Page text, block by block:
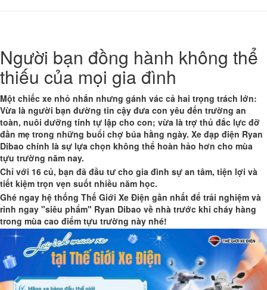
Người bạn đồng hành không thể
thiếu của mọi gia đình
Một chiếc xe nhỏ nhắn nhưng gánh vác cả hai trọng trách lớn:
Vừa là người bạn đường tin cậy đưa con yêu đến trường an
toàn, nuôi dưỡng tính tự lập cho con; vừa là trợ thủ đắc lực đỡ
đần mẹ trong những buổi chợ búa hằng ngày. Xe đạp điện Ryan
Dibao chính là sự lựa chọn không thể hoàn hảo hơn cho mùa
tựu trường năm nay.
Chỉ với 16 củ, bạn đã đầu tư cho gia đình sự an tâm, tiện lợi và
tiết kiệm trọn vẹn suốt nhiều năm học.
Ghé ngay hệ thống Thế Giới Xe Điện gần nhất để trải nghiệm và
rinh ngay "siêu phẩm" Ryan Dibao về nhà trước khi cháy hàng
trong mùa cao điểm tựu trường này nhé!